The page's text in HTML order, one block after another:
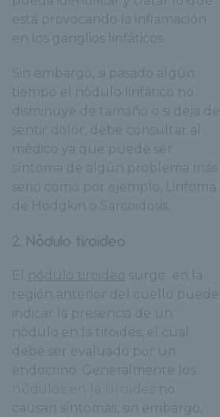
está provocando la inflamación
en los ganglios linfáticos.
Sin embargo, si pasado algún
tiempo el nódulo linfático no
disminuye de tamaño o si deja de
sentir dolor, debe consultar al
médico ya que puede ser
síntoma de algún problema más
serio como por ejemplo, Linfoma
de Hodgkin o Sarcoidosis.
2. Nódulo tiroideo
El nódulo tiroideo
surge en la
región anterior del cuello puede
indicar la presencia de un
nódulo en la tiroides, el cual
debe ser evaluado por un
endocrino. Generalmente los
nódulos en la tiroides
no
causan síntomas, sin embargo,